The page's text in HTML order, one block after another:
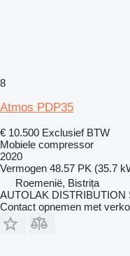
8
Atmos PDP35
€ 10.500 Exclusief BTW
Mobiele compressor
2020
Vermogen 48.57 PK (35.7
Roemenië, Bistrița
AUTOLAK DISTRIBUTION
Contact opnemen met